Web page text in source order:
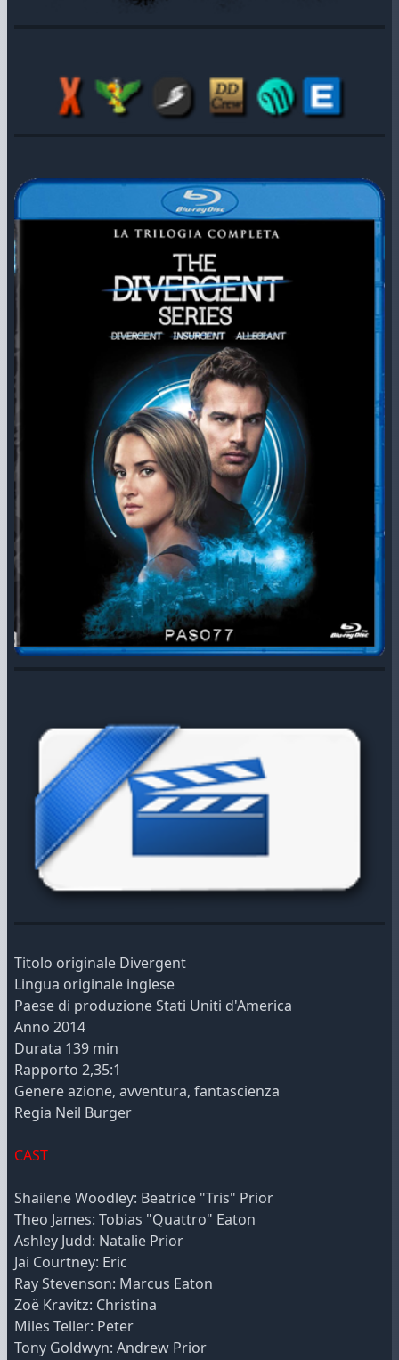
Titolo originale Divergent
Lingua originale inglese
Paese di produzione Stati Uniti d'America
Anno 2014
Durata 139 min
Rapporto 2,35:1
Genere azione, avventura, fantascienza
Regia Neil Burger
CAST
Shailene Woodley: Beatrice "Tris" Prior
Theo James: Tobias "Quattro" Eaton
Ashley Judd: Natalie Prior
Jai Courtney: Eric
Ray Stevenson: Marcus Eaton
Zoë Kravitz: Christina
Miles Teller: Peter
Tony Goldwyn: Andrew Prior